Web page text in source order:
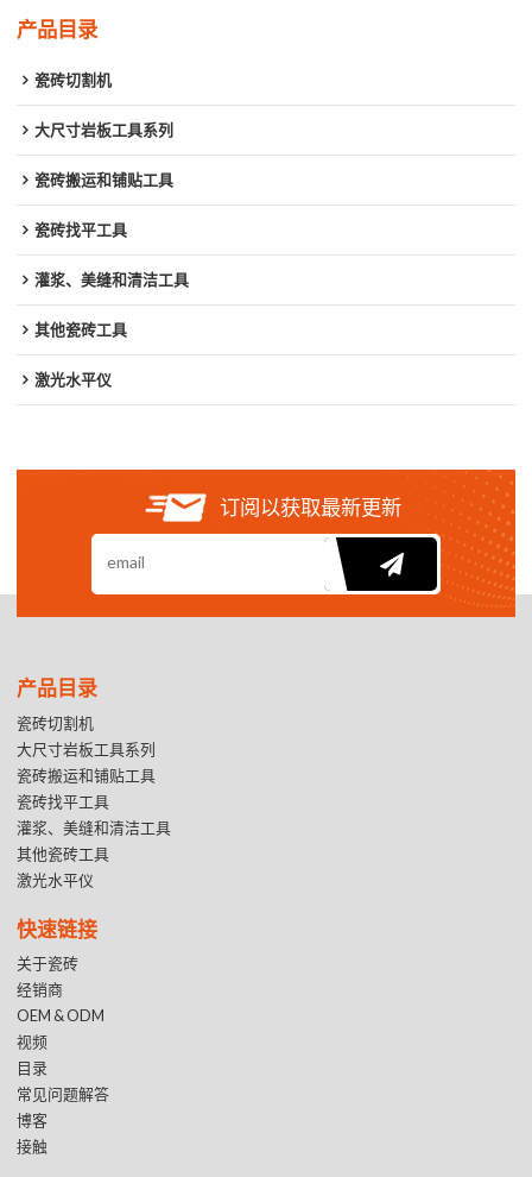
产品目录
瓷砖切割机
大尺寸岩板工具系列
瓷砖搬运和铺贴工具
瓷砖找平工具
灌浆、美缝和清洁工具
其他瓷砖工具
激光水平仪
订阅以获取最新更新
产品目录
瓷砖切割机
大尺寸岩板工具系列
瓷砖搬运和铺贴工具
瓷砖找平工具
灌浆、美缝和清洁工具
其他瓷砖工具
激光水平仪
快速链接
关于瓷砖
经销商
OEM & ODM
视频
目录
常见问题解答
博客
接触